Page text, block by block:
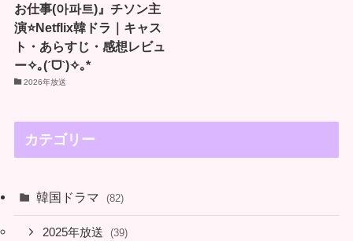
お仕事(아파트)』チソン主
演⭐️Netflix韓ドラ｜キャス
ト・あらすじ・感想レビュ
ー✧｡(ˊᗜˋ)✧｡*
2026年放送
カテゴリー
韓国ドラマ (82)
2025年放送 (39)